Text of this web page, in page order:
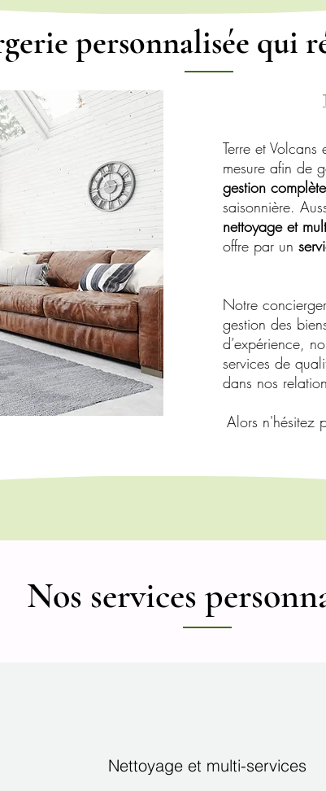
personnalisée qui
Terre et
mesure afin de
gestion
saisonnière.
nettoyage et
offre par un
Notre
gestion des
d’expérience,
services de
dans nos
Alors n'hésitez
Nos services
Nettoyage et multi-services